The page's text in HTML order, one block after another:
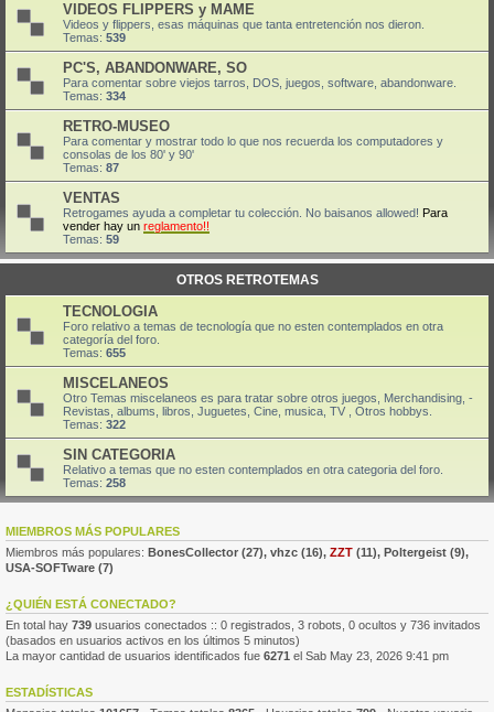
VIDEOS FLIPPERS y MAME
Videos y flippers, esas máquinas que tanta entretención nos dieron.
Temas: 539
PC'S, ABANDONWARE, SO
Para comentar sobre viejos tarros, DOS, juegos, software, abandonware.
Temas: 334
RETRO-MUSEO
Para comentar y mostrar todo lo que nos recuerda los computadores y
consolas de los 80' y 90'
Temas: 87
VENTAS
Retrogames ayuda a completar tu colección. No baisanos allowed! Para
vender hay un reglamento!!
Temas: 59
OTROS RETROTEMAS
TECNOLOGIA
Foro relativo a temas de tecnología que no esten contemplados en otra
categoría del foro.
Temas: 655
MISCELANEOS
Otro Temas miscelaneos es para tratar sobre otros juegos, Merchandising, -
Revistas, albums, libros, Juguetes, Cine, musica, TV , Otros hobbys.
Temas: 322
SIN CATEGORIA
Relativo a temas que no esten contemplados en otra categoria del foro.
Temas: 258
MIEMBROS MÁS POPULARES
Miembros más populares: BonesCollector (27), vhzc (16), ZZT (11), Poltergeist (9),
USA-SOFTware (7)
¿QUIÉN ESTÁ CONECTADO?
En total hay 739 usuarios conectados :: 0 registrados, 3 robots, 0 ocultos y 736 invitados
(basados en usuarios activos en los últimos 5 minutos)
La mayor cantidad de usuarios identificados fue 6271 el Sab May 23, 2026 9:41 pm
ESTADÍSTICAS